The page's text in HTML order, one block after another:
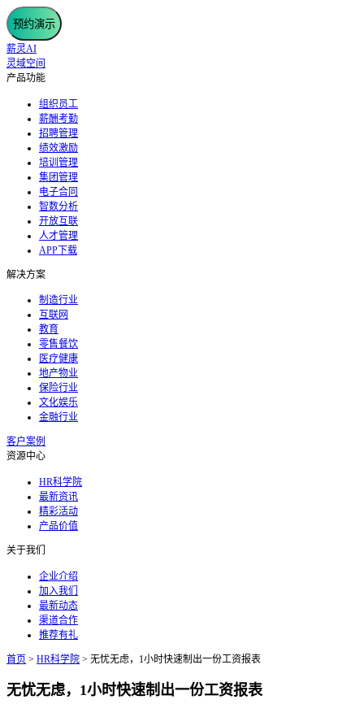
预约演示
薪灵AI
灵域空间
产品功能
组织员工
薪酬考勤
招聘管理
绩效激励
培训管理
集团管理
电子合同
智数分析
开放互联
人才管理
APP下载
解决方案
制造行业
互联网
教育
零售餐饮
医疗健康
地产物业
保险行业
文化娱乐
金融行业
客户案例
资源中心
HR科学院
最新资讯
精彩活动
产品价值
关于我们
企业介绍
加入我们
最新动态
渠道合作
推荐有礼
首页 > HR科学院 > 无忧无虑，1小时快速制出一份工资报表
无忧无虑，1小时快速制出一份工资报表